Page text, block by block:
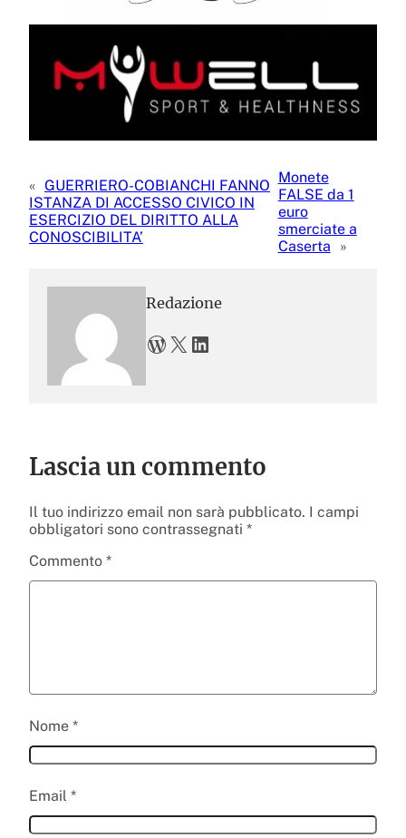
« GUERRIERO-COBIANCHI FANNO
ISTANZA DI ACCESSO CIVICO IN
ESERCIZIO DEL DIRITTO ALLA
CONOSCIBILITA’
Monete
FALSE da 1
euro
smerciate a
Caserta
»
Redazione
WordPress X LinkedIn
Lascia un commento
Il tuo indirizzo email non sarà pubblicato. I campi
obbligatori sono contrassegnati *
Commento *
Nome *
Email *